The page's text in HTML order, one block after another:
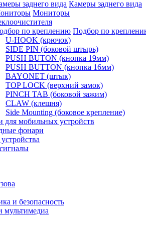
Камеры заднего вида
Мониторы
Подбор по
U-HOOK (крючок)
SIDE PIN (боковой штырь)
PUSH BUTON (кнопка 19мм)
PUSH BUTTON (кнопка 16мм)
BAYONET (штык)
TOP LOCK (верхний замок)
PINCH TAB (боковой зажим)
CLAW (клешня)
Side Mounting (боковое крепление)
для мобильных устройств
фонари
и безопасность
мультимедиа